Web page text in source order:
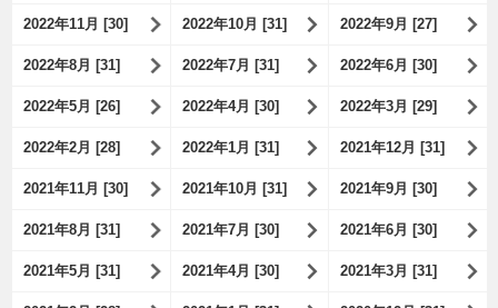
2022年11月 [30] 2022年10月 [31] 2022年9月 [27]
2022年8月 [31] 2022年7月 [31] 2022年6月 [30]
2022年5月 [26] 2022年4月 [30] 2022年3月 [29]
2022年2月 [28] 2022年1月 [31] 2021年12月 [31]
2021年11月 [30] 2021年10月 [31] 2021年9月 [30]
2021年8月 [31] 2021年7月 [30] 2021年6月 [30]
2021年5月 [31] 2021年4月 [30] 2021年3月 [31]